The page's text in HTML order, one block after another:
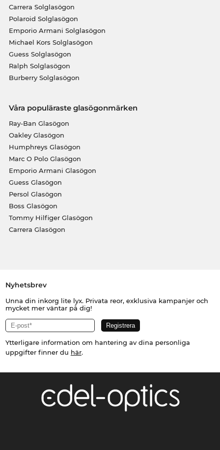
Carrera Solglasögon
Polaroid Solglasögon
Emporio Armani Solglasögon
Michael Kors Solglasögon
Guess Solglasögon
Ralph Solglasögon
Burberry Solglasögon
Våra populäraste glasögonmärken
Ray-Ban Glasögon
Oakley Glasögon
Humphreys Glasögon
Marc O Polo Glasögon
Emporio Armani Glasögon
Guess Glasögon
Persol Glasögon
Boss Glasögon
Tommy Hilfiger Glasögon
Carrera Glasögon
Nyhetsbrev
Unna din inkorg lite lyx. Privata reor, exklusiva kampanjer och
mycket mer väntar på dig!
Ytterligare information om hantering av dina personliga
uppgifter finner du här.